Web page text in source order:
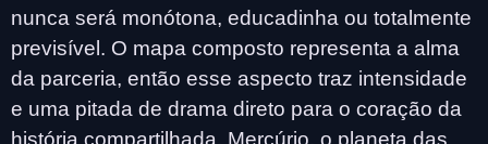
nunca será monótona, educadinha ou totalmente
previsível. O mapa composto representa a alma
da parceria, então esse aspecto traz intensidade
e uma pitada de drama direto para o coração da
história compartilhada. Mercúrio, o planeta das